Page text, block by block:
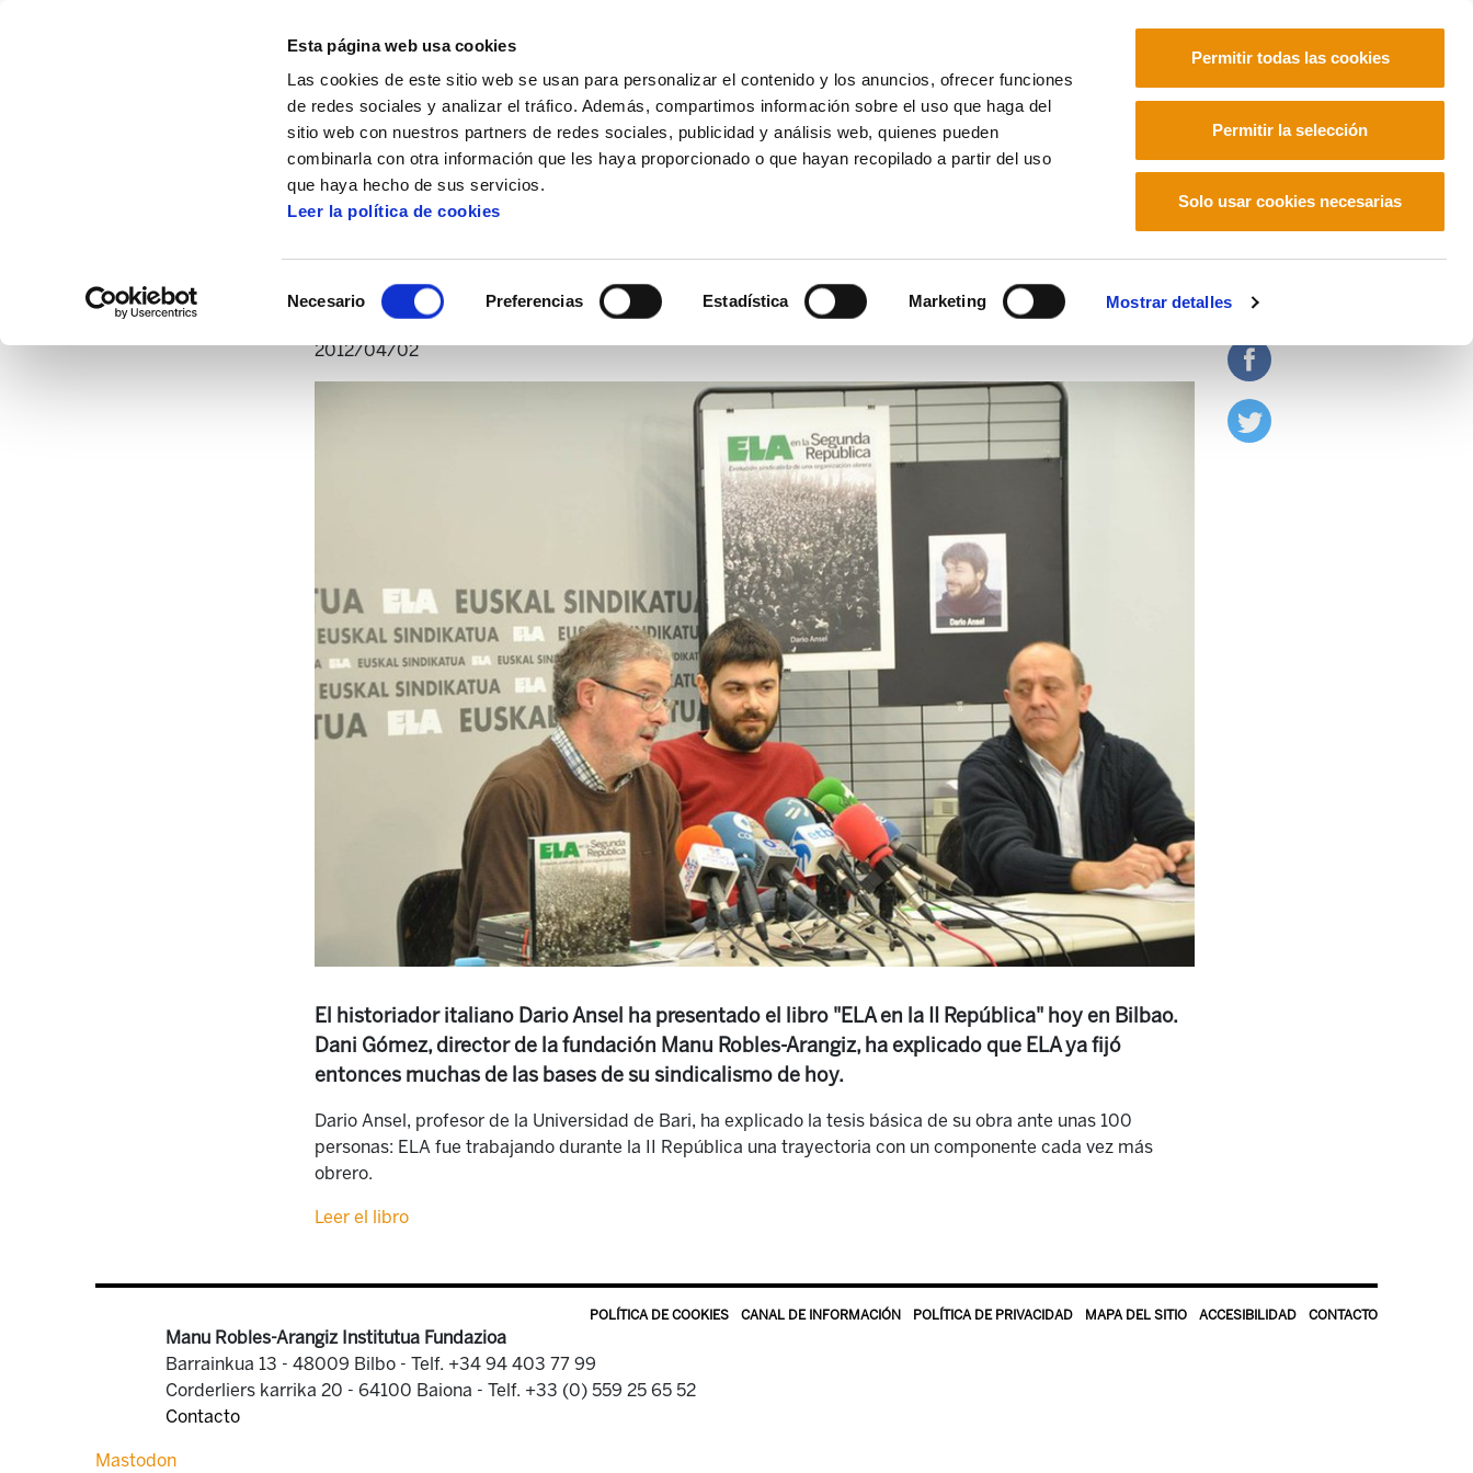
Esta página web usa cookies
Las cookies de este sitio web se usan para personalizar el contenido y los anuncios, ofrecer funciones
de redes sociales y analizar el tráfico. Además, compartimos información sobre el uso que haga del
sitio web con nuestros partners de redes sociales, publicidad y análisis web, quienes pueden
combinarla con otra información que les haya proporcionado o que hayan recopilado a partir del uso
que haya hecho de sus servicios.
Leer la política de cookies
Necesario Preferencias Estadística Marketing Mostrar detalles
Permitir todas las cookies
Permitir la selección
Solo usar cookies necesarias
Dario Ansel destaca la evolución obrera de ELA en la II República
Dario Ansel destaca la evolución obrera de ELA en la II República
2012/04/02
El historiador italiano Dario Ansel ha presentado el libro "ELA en la II República" hoy en Bilbao.
Dani Gómez, director de la fundación Manu Robles-Arangiz, ha explicado que ELA ya fijó
entonces muchas de las bases de su sindicalismo de hoy.
Dario Ansel, profesor de la Universidad de Bari, ha explicado la tesis básica de su obra ante unas 100
personas: ELA fue trabajando durante la II República una trayectoria con un componente cada vez más
obrero.
Leer el libro
POLÍTICA DE COOKIES CANAL DE INFORMACIÓN POLÍTICA DE PRIVACIDAD MAPA DEL SITIO ACCESIBILIDAD CONTACTO
Manu Robles-Arangiz Institutua Fundazioa
Barrainkua 13 - 48009 Bilbo - Telf. +34 94 403 77 99
Corderliers karrika 20 - 64100 Baiona - Telf. +33 (0) 559 25 65 52
Contacto
Mastodon